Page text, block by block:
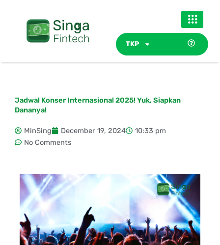
TKP
Jadwal Konser Internasional 2025! Yuk, Siapkan
Dananya!
MinSing December 19, 2024
10:33 pm
No Comments